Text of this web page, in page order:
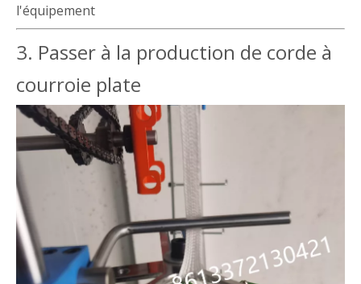
l'équipement
3. Passer à la production de corde à
courroie plate